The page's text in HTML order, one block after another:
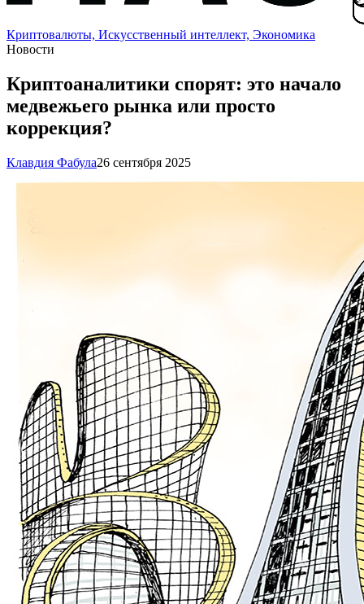
Криптовалюты, Искусственный интеллект, Экономика
Новости
Криптоаналитики спорят: это начало
медвежьего рынка или просто
коррекция?
Клавдия Фабула26 сентября 2025